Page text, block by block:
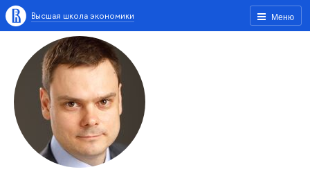
Меню
Высшая школа экономики